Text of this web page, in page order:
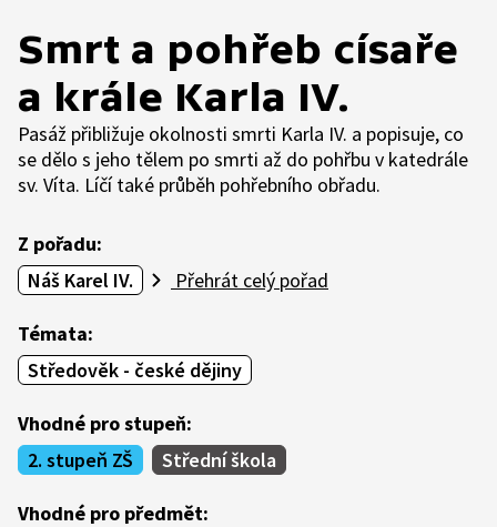
Smrt a pohřeb císaře
a krále Karla IV.
Pasáž přibližuje okolnosti smrti Karla IV. a popisuje, co
se dělo s jeho tělem po smrti až do pohřbu v katedrále
sv. Víta. Líčí také průběh pohřebního obřadu.
Z pořadu:
Náš Karel IV.
Přehrát celý pořad
Témata:
Středověk - české dějiny
Vhodné pro stupeň:
2. stupeň ZŠ
Střední škola
Vhodné pro předmět: